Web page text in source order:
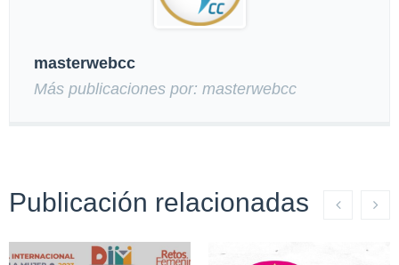
masterwebcc
Más publicaciones por: masterwebcc
Publicación relacionadas